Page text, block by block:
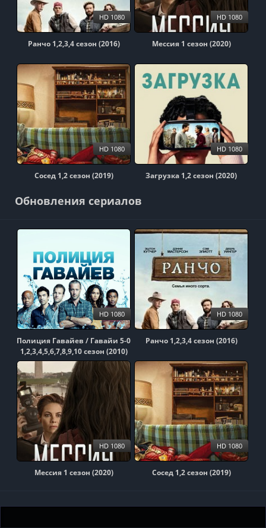
Ранчо 1,2,3,4 сезон (2016)
HD 1080
Мессия 1 сезон (2020)
HD 1080
Сосед 1,2 сезон (2019)
HD 1080
Загрузка 1,2 сезон (2020)
HD 1080
Обновления сериалов
Полиция Гавайев / Гавайи 5-0
1,2,3,4,5,6,7,8,9,10 сезон (2010)
HD 1080
Ранчо 1,2,3,4 сезон (2016)
HD 1080
Мессия 1 сезон (2020)
HD 1080
Сосед 1,2 сезон (2019)
HD 1080